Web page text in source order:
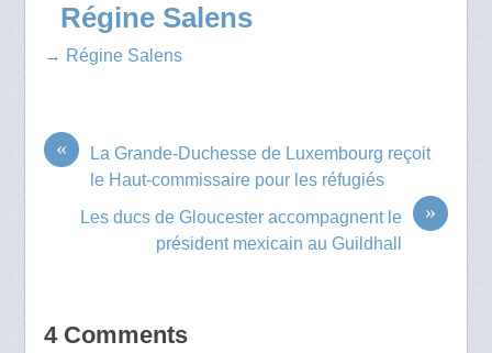
Régine Salens
→ Régine Salens
«
La Grande-Duchesse de Luxembourg reçoit
le Haut-commissaire pour les réfugiés
»
Les ducs de Gloucester accompagnent le
président mexicain au Guildhall
4 Comments